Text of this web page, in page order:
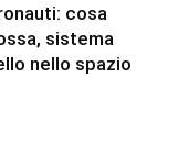
cosa
sistema
nello spazio